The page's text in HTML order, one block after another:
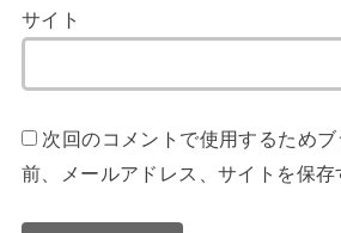
サイト
次回のコメントで使用するため
前、メールアドレス、サイトを保存